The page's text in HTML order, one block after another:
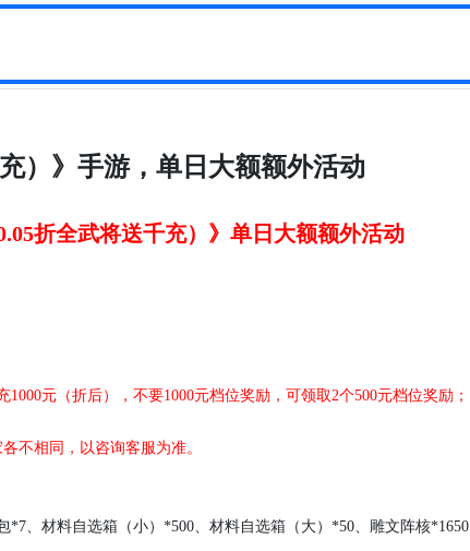
）》手游，单日大额额外活动
折全武将送千充） 》 单日大额额外活动
元（折后），不要1000元档位奖励，可领取2个500元档位奖励 ；
不相同，以咨询客服为准。
*7、材料自选箱（小）*500、材料自选箱（大）*50、雕文阵核*1650